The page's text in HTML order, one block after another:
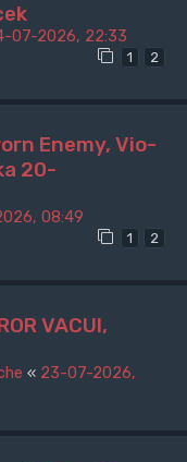
07-2026, 22:33
1 2
Enemy, Vio-
20-
08:49
1 2
VACUI,
« 23-07-2026,